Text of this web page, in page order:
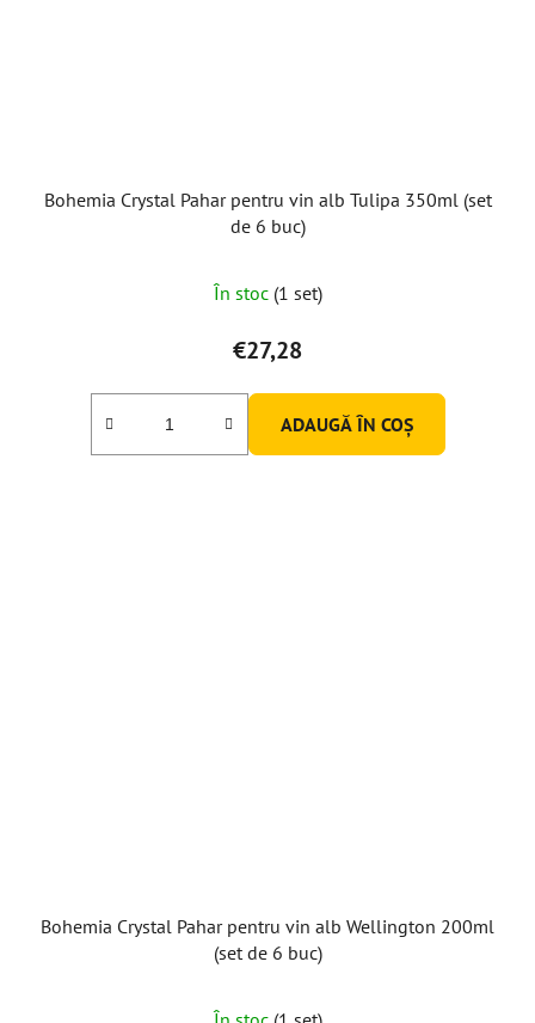
Bohemia Crystal Pahar pentru vin alb Tulipa 350ml (set
de 6 buc)
În stoc (1 set)
€27,28
ADAUGĂ ÎN COŞ
Bohemia Crystal Pahar pentru vin alb Wellington 200ml
(set de 6 buc)